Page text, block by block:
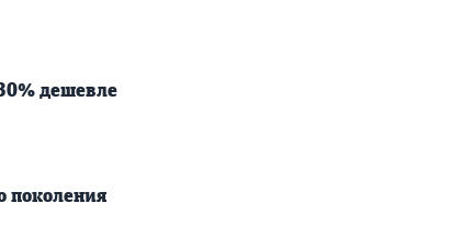
дешевле
поколения